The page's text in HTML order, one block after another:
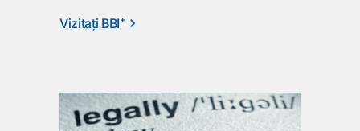
Vizitaţi BBI⁺